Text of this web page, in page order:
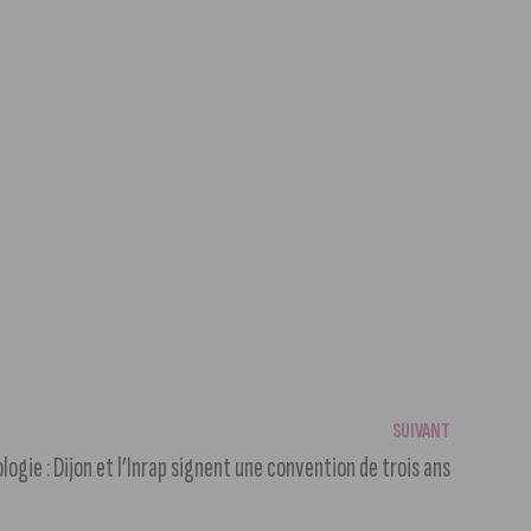
SUIVANT
: Dijon et l’Inrap signent une convention de trois ans